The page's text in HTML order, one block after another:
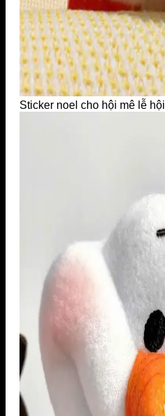
Sticker noel cho hội mê lễ hội